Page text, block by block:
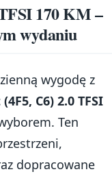
170 KM –
wydaniu
wygodę z
C6) 2.0 TFSI
Ten
dopracowane